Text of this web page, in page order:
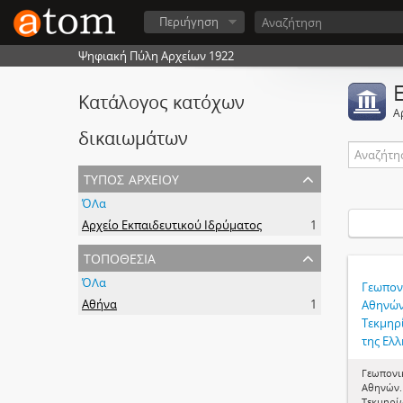
Περιήγηση
Ψηφιακή Πύλη Αρχείων 1922
Κατάλογος κατόχων
δικαιωμάτων
τύπος αρχείου
ΌΛα
Αρχείο Εκπαιδευτικού Ιδρύματος
1
τοποθεσία
ΌΛα
Αθήνα
1
της
Αθηνών.